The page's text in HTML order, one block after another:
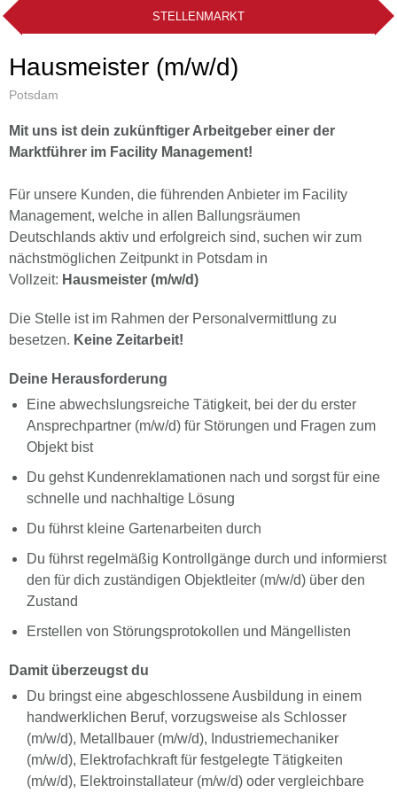
STELLENMARKT
Hausmeister (m/w/d)
Potsdam
Mit uns ist dein zukünftiger Arbeitgeber einer der
Marktführer im Facility Management!
Für unsere Kunden, die führenden Anbieter im Facility
Management, welche in allen Ballungsräumen
Deutschlands aktiv und erfolgreich sind, suchen wir zum
nächstmöglichen Zeitpunkt in Potsdam in
Vollzeit: Hausmeister (m/w/d)
Die Stelle ist im Rahmen der Personalvermittlung zu
besetzen. Keine Zeitarbeit!
Deine Herausforderung
Eine abwechslungsreiche Tätigkeit, bei der du erster
Ansprechpartner (m/w/d) für Störungen und Fragen zum
Objekt bist
Du gehst Kundenreklamationen nach und sorgst für eine
schnelle und nachhaltige Lösung
Du führst kleine Gartenarbeiten durch
Du führst regelmäßig Kontrollgänge durch und informierst
den für dich zuständigen Objektleiter (m/w/d) über den
Zustand
Erstellen von Störungsprotokollen und Mängellisten
Damit überzeugst du
Du bringst eine abgeschlossene Ausbildung in einem
handwerklichen Beruf, vorzugsweise als Schlosser
(m/w/d), Metallbauer (m/w/d), Industriemechaniker
(m/w/d), Elektrofachkraft für festgelegte Tätigkeiten
(m/w/d), Elektroinstallateur (m/w/d) oder vergleichbare